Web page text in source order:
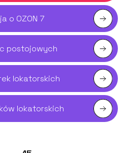
o OZON 7
postojowych
lokatorskich
lokatorskich